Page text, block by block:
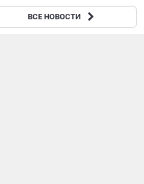
Расчет Д-30 сорвал скрытный маневр
боевиков ВСУ в Запорожской области
ВСЕ НОВОСТИ